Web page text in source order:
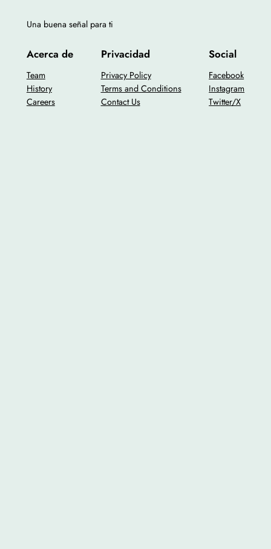
Una buena señal para ti
Acerca de
Team
History
Careers
Privacidad
Privacy Policy
Terms and Conditions
Contact Us
Social
Facebook
Instagram
Twitter/X